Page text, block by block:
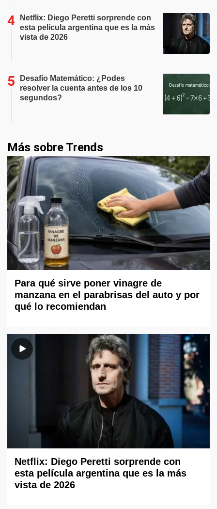
Netflix: Diego Peretti sorprende con
esta película argentina que es la más
vista de 2026
Desafío Matemático: ¿Podes
resolver la cuenta antes de los 10
segundos?
Más sobre Trends
Para qué sirve poner vinagre de
manzana en el parabrisas del auto y por
qué lo recomiendan
Netflix: Diego Peretti sorprende con
esta película argentina que es la más
vista de 2026